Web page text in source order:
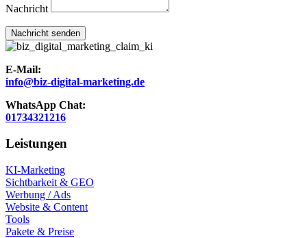
Nachricht
Nachricht senden
E-Mail:
info@biz-digital-marketing.de
WhatsApp Chat:
01734321216
Leistungen
KI-Marketing
Sichtbarkeit & GEO
Werbung / Ads
Website & Content
Tools
Pakete & Preise